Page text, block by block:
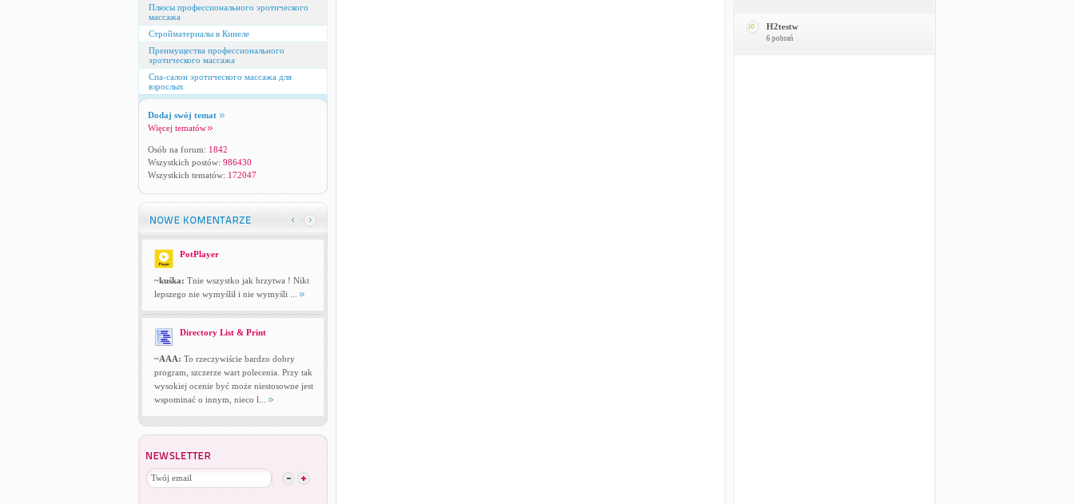
Плюсы профессионального эротического
массажа
Стройматериалы в Кинеле
Преимущества профессионального
эротического массажа
Спа-салон эротического массажа для
взрослых
Dodaj swój temat
Więcej tematów
Osób na forum: 1842
Wszystkich postów: 986430
Wszystkich tematów: 172047
PotPlayer
~kuśka: Tnie wszystko jak brzytwa ! Nikt
lepszego nie wymyślił i nie wymyśli ...
Directory List & Print
~AAA: To rzeczywiście bardzo dobry
program, szczerze wart polecenia. Przy tak
wysokiej ocenie być może niestosowne jest
wspominać o innym, nieco l...
10 H2testw
6 pobrań